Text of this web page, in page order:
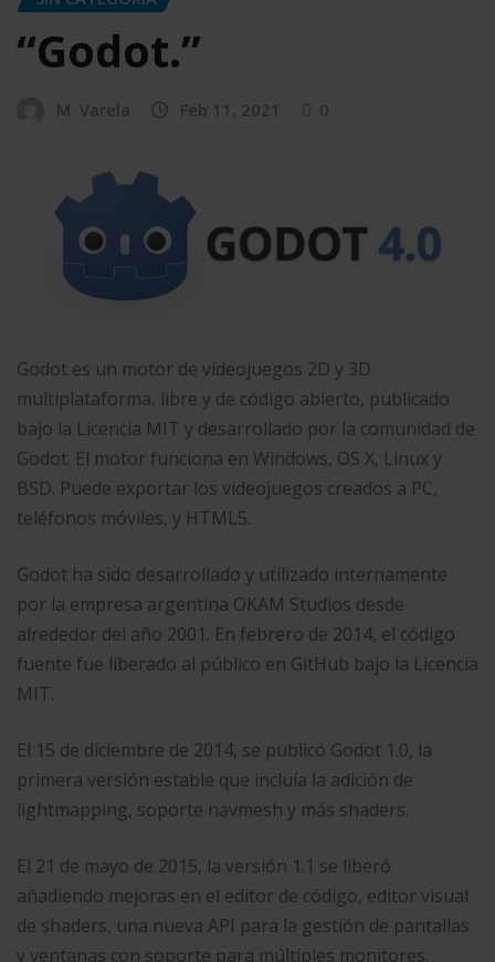
“Godot.”
M. Varela Feb 11, 2021 0
Godot es un motor de videojuegos 2D y 3D
multiplataforma, libre y de código abierto, publicado
bajo la Licencia MIT y desarrollado por la comunidad de
Godot. El motor funciona en Windows, OS X, Linux y
BSD. Puede exportar los videojuegos creados a PC,
teléfonos móviles, y HTML5.
Godot ha sido desarrollado y utilizado internamente
por la empresa argentina OKAM Studios desde
alrededor del año 2001. En febrero de 2014, el código
fuente fue liberado al público en GitHub bajo la Licencia
MIT.​
El 15 de diciembre de 2014, se publicó Godot 1.0, la
primera versión estable que incluía la adición de
lightmapping, soporte navmesh y más shaders.​
El 21 de mayo de 2015, la versión 1.1 se liberó
añadiendo mejoras en el editor de código, editor visual
de shaders, una nueva API para la gestión de pantallas
y ventanas con soporte para múltiples monitores.